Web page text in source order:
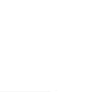
結，可透過四大超商／
完成。
顯示為準，若有關於
繫「AFTEE先享後付